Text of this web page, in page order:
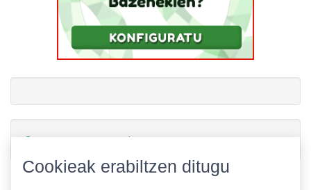
Gamerauntsia-ren txioak
Cookieak erabiltzen ditugu